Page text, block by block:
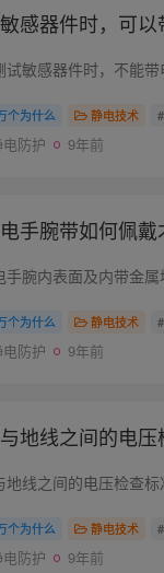
感器件时，可以
个为什么 静电技术
电防护 9年前
手腕带如何佩戴
个为什么 静电技术
电防护 9年前
地线之间的电压
地线之间的电压检查
个为什么 静电技术
电防护 9年前